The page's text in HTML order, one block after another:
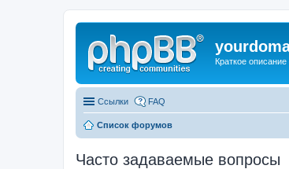
Краткое
Ссылки FAQ
Список форумов
Часто задаваемые вопросы